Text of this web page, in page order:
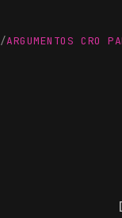
/ARGUMENTOS CRO